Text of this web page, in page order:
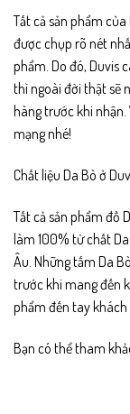
Tất cả sản phẩm
được chụp rõ nét
phẩm. Do đó, Duvis
thì ngoài đời thật sẽ
hàng trước khi
mạng nhé!
Chất liệu Da Bò ở
Tất cả sản phẩm đồ
làm 100% từ chất
Âu. Những tấm Da
trước khi mang đến
phẩm đến tay khách
Bạn có thể tham